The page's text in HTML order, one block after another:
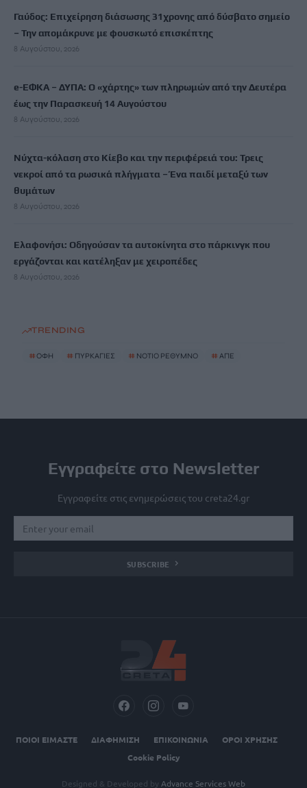
Γαύδος: Επιχείρηση διάσωσης 31χρονης από δύσβατο σημείο
– Την απομάκρυνε με φουσκωτό επισκέπτης
8 Αυγούστου, 2026
e-ΕΦΚΑ – ΔΥΠΑ: Ο «χάρτης» των πληρωμών από την Δευτέρα
έως την Παρασκευή 14 Αυγούστου
8 Αυγούστου, 2026
Νύχτα-κόλαση στο Κίεβο και την περιφέρειά του: Τρεις
νεκροί από τα ρωσικά πλήγματα – Ένα παιδί μεταξύ των
θυμάτων
8 Αυγούστου, 2026
Ελαφονήσι: Οδηγούσαν τα αυτοκίνητα στο πάρκινγκ που
εργάζονται και κατέληξαν με χειροπέδες
8 Αυγούστου, 2026
TRENDING
#ΟΦΗ # ΠΥΡΚΑΓΙΕΣ # ΝΟΤΙΟ ΡΕΘΥΜΝΟ # ΑΠΕ
Εγγραφείτε στο Newsletter
Εγγραφείτε στις ενημερώσεις του creta24.gr
SUBSCRIBE
ΠΟΙΟΙ ΕΙΜΑΣΤΕ ΔΙΑΦΗΜΙΣΗ ΕΠΙΚΟΙΝΩΝΙΑ
ΟΡΟΙ ΧΡΗΣΗΣ
Cookie Policy
Designed & Developed by Advance Services Web